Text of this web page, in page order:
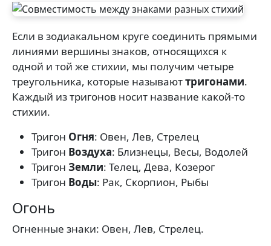
Если в зодиакальном круге соединить прямыми
линиями вершины знаков, относящихся к
одной и той же стихии, мы получим четыре
треугольника, которые называюттригонами.
Каждый из тригонов носит название какой-то
стихии.
Тригон Огня: Овен, Лев, Стрелец
Тригон Воздуха: Близнецы, Весы, Водолей
Тригон Земли: Телец, Дева, Козерог
Тригон Воды: Рак, Скорпион, Рыбы
Огонь
Огненные знаки: Овен, Лев, Стрелец.